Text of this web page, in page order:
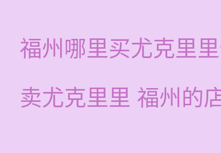
福州哪里买尤克里
卖尤克里里 福州的